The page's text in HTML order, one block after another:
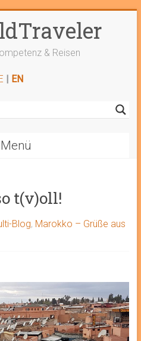
& Reisen
| EN
Menü
t(v)oll!
Blog, Marokko – Grüße aus